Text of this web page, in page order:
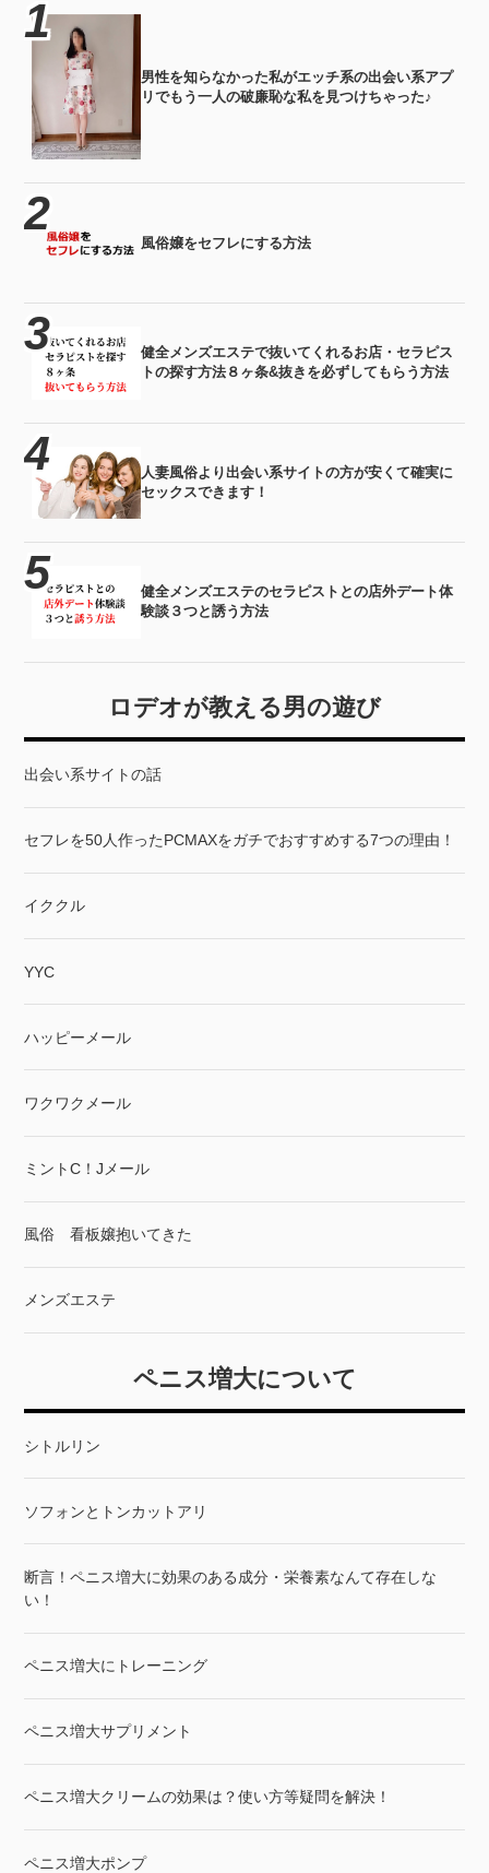
男性を知らなかった私がエッチ系の出会い系アプ
リでもう一人の破廉恥な私を見つけちゃった♪
風俗嬢をセフレにする方法
健全メンズエステで抜いてくれるお店・セラピス
トの探す方法８ヶ条&抜きを必ずしてもらう方法
人妻風俗より出会い系サイトの方が安くて確実に
セックスできます！
健全メンズエステのセラピストとの店外デート体
験談３つと誘う方法
ロデオが教える男の遊び
出会い系サイトの話
セフレを50人作ったPCMAXをガチでおすすめする7つの理由！
イククル
YYC
ハッピーメール
ワクワクメール
ミントC！Jメール
風俗 看板嬢抱いてきた
メンズエステ
ペニス増大について
シトルリン
ソフォンとトンカットアリ
断言！ペニス増大に効果のある成分・栄養素なんて存在しな
い！
ペニス増大にトレーニング
ペニス増大サプリメント
ペニス増大クリームの効果は？使い方等疑問を解決！
ペニス増大ポンプ